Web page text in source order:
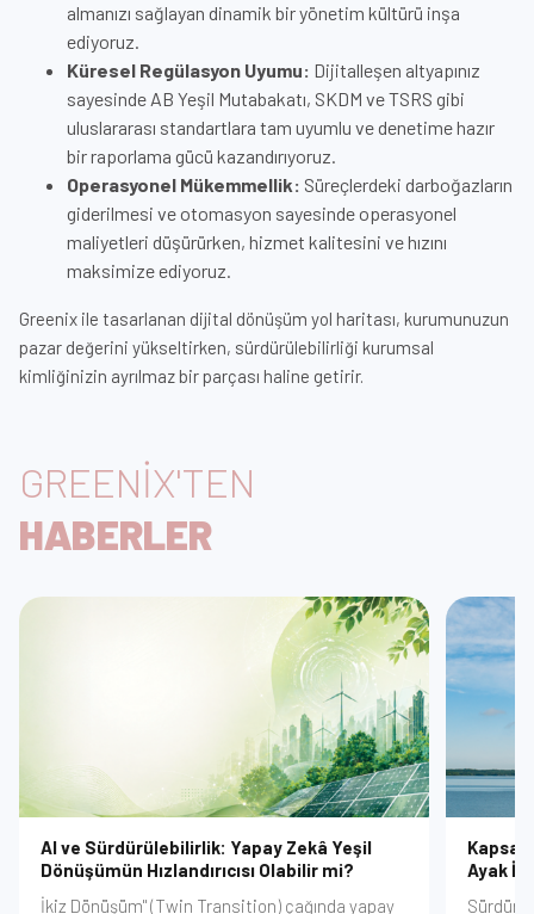
almanızı sağlayan dinamik bir yönetim kültürü inşa
ediyoruz.
Küresel Regülasyon Uyumu: Dijitalleşen altyapınız
sayesinde AB Yeşil Mutabakatı, SKDM ve TSRS gibi
uluslararası standartlara tam uyumlu ve denetime hazır
bir raporlama gücü kazandırıyoruz.
Operasyonel Mükemmellik: Süreçlerdeki darboğazların
giderilmesi ve otomasyon sayesinde operasyonel
maliyetleri düşürürken, hizmet kalitesini ve hızını
maksimize ediyoruz.
Greenix ile tasarlanan dijital dönüşüm yol haritası, kurumunuzun
pazar değerini yükseltirken, sürdürülebilirliği kurumsal
kimliğinizin ayrılmaz bir parçası haline getirir.
GREENİX'TEN
HABERLER
AI ve Sürdürülebilirlik: Yapay Zekâ Yeşil
Dönüşümün Hızlandırıcısı Olabilir mi?
İkiz Dönüşüm" (Twin Transition) çağında yapay
Ayak